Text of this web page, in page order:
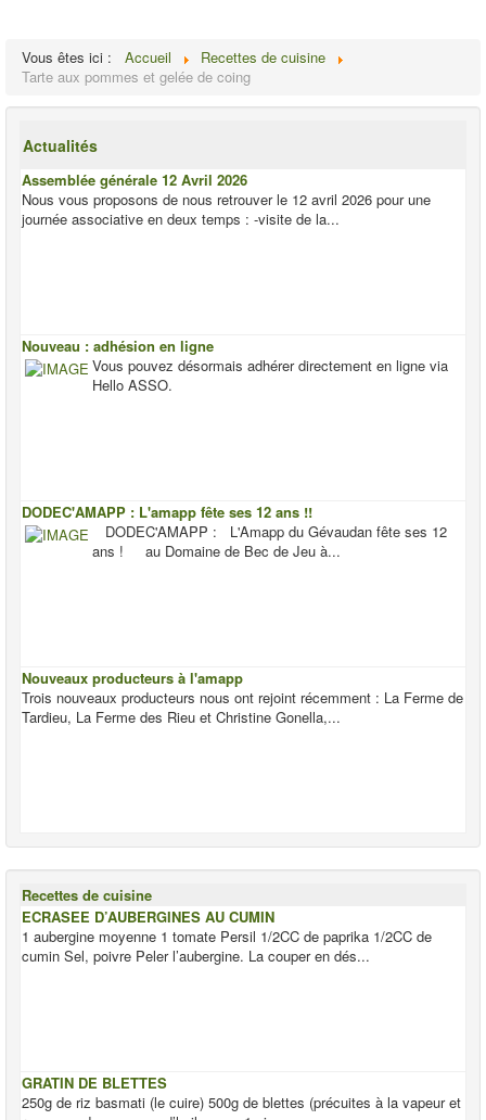
Vous êtes ici : Accueil
Recettes de cuisine
Tarte aux pommes et gelée de coing
Actualités
Assemblée générale 12 Avril 2026
Nous vous proposons de nous retrouver le 12 avril 2026 pour une
journée associative en deux temps : -visite de la...
Nouveau : adhésion en ligne
Vous pouvez désormais adhérer directement en ligne via
Hello ASSO.
DODEC'AMAPP : L'amapp fête ses 12 ans !!
DODEC'AMAPP : L'Amapp du Gévaudan fête ses 12
ans ! au Domaine de Bec de Jeu à...
Nouveaux producteurs à l'amapp
Trois nouveaux producteurs nous ont rejoint récemment : La Ferme de
Tardieu, La Ferme des Rieu et Christine Gonella,...
Recettes de cuisine
ECRASEE D’AUBERGINES AU CUMIN
1 aubergine moyenne 1 tomate Persil 1/2CC de paprika 1/2CC de
cumin Sel, poivre Peler l’aubergine. La couper en dés...
GRATIN DE BLETTES
250g de riz basmati (le cuire) 500g de blettes (précuites à la vapeur et